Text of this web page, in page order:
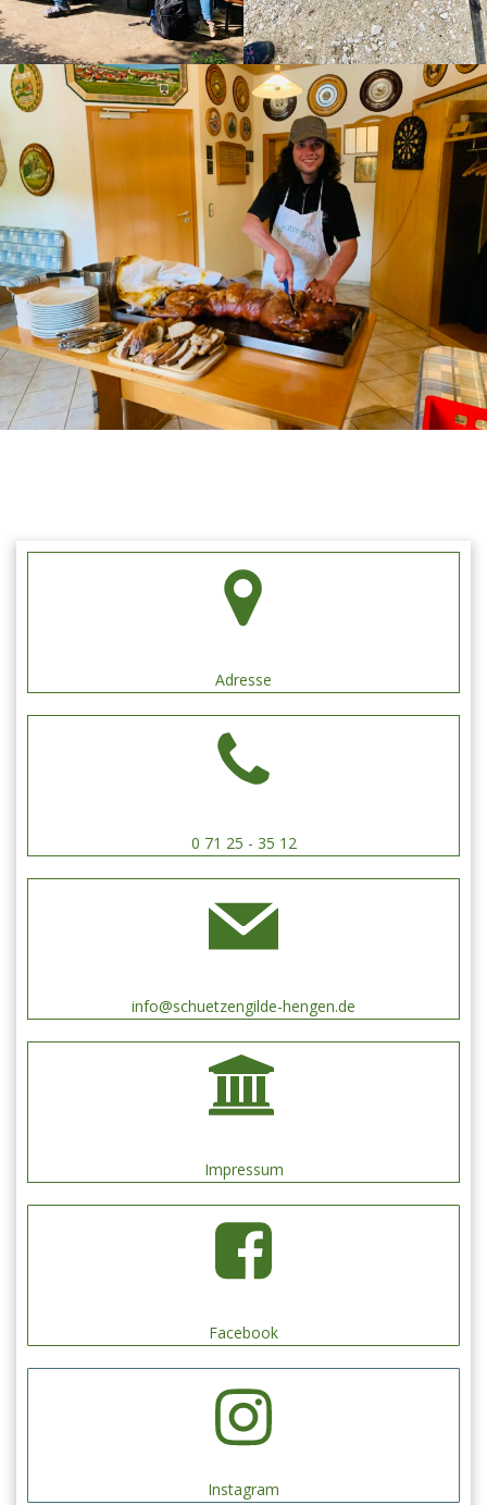
Adresse
0 71 25 - 35 12
info@schuetzengilde-hengen.de
Impressum
Facebook
Instagram